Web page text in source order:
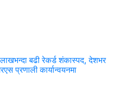
बढी रेकर्ड शंकास्पद, देशभर
प्रणाली कार्यान्वयनमा